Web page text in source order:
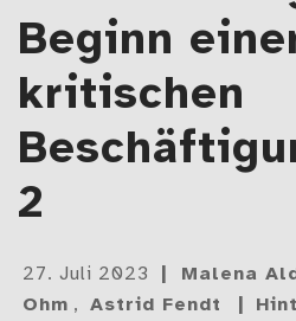
Beginn
kritischen
2
Gepostet
am
27. Juli 2023 Malena
Ohm , Astrid Fendt